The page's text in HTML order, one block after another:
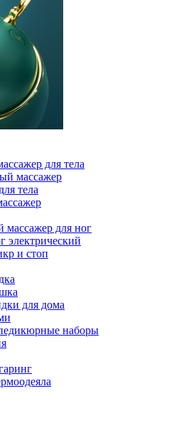
для тела
массажер
тела
для ног
электрический
и стоп
для дома
наборы